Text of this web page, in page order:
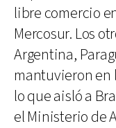
libre comercio
Mercosur. Los
Argentina,
mantuvieron en
lo que aisló a
el Ministerio de